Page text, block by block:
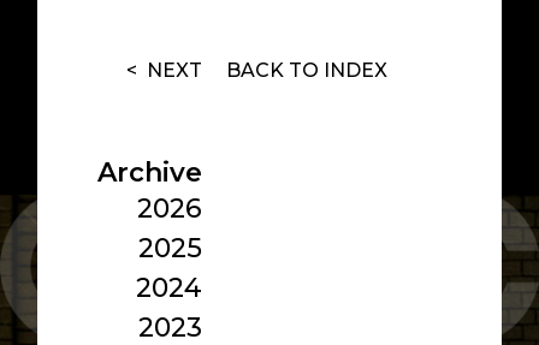
Archive
2026
2025
2024
2023
< NEXT BACK TO INDEX